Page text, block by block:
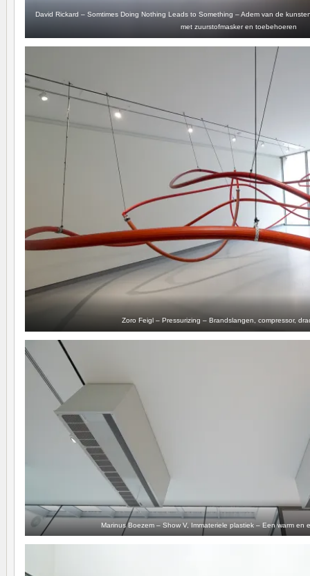
David Rickard – Somtimes Doing Nothing Leads to Something – Adem van de
met zuurstofmasker en toebehoeren
Zoro Feigl – Pressurizing – Brandslangen, compressor,
Marinus Boezem – Show V, Immateriele plastiek – Een warm en